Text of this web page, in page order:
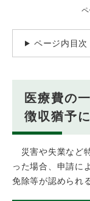
ページ内目次
医療費の
徴収猶予
災害や失業など
った場合、申請に
免除等が認められ